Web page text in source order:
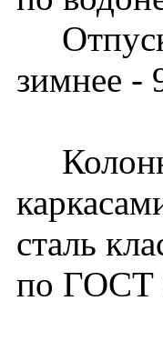
зимнее -
сталь
по ГОСТ